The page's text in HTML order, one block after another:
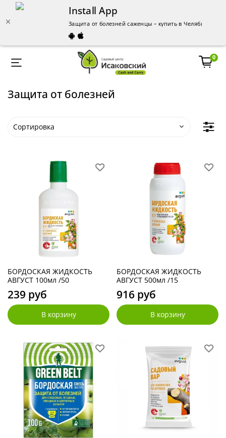
Install App
Защита от болезней саженцы – купить в Челябинске -
0
Защита от болезней
БОРДОСКАЯ ЖИДКОСТЬ
АВГУСТ 100мл /50
239 руб
В корзину
БОРДОСКАЯ ЖИДКОСТЬ
АВГУСТ 500мл /15
916 руб
В корзину